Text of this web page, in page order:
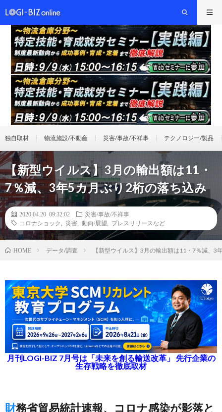
独自取材 物流施設/不動産 災害/事故/不祥事 テクノロジー/製品
【新型ウイルス】3月の輸出額は11・
7％減、3年5カ月ぶり2桁の落ち込み
2020.04.20 09:32:02
災害/事故/不祥事
コロナショック
災害 動向/展望 プレスリリースなど
HOME データ/調査 【新型ウイルス】3月の輸出額は11・7％減、3
月刊LOGI-BIZ 7月号は「未来を創る輸送改革」 先行企業の
生存戦略を徹底取材
財務省貿易統計速報、コロナ感染が影落と